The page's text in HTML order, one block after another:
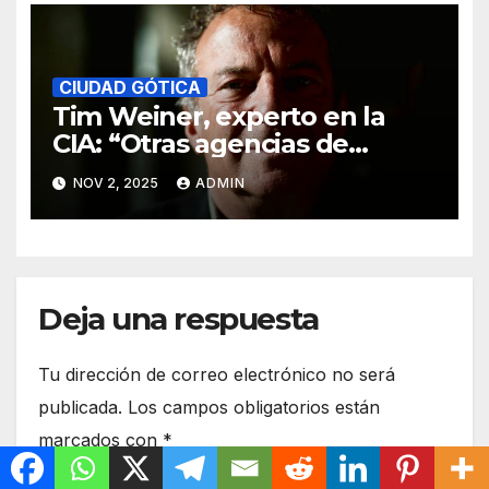
CIUDAD GÓTICA
Tim Weiner, experto en la
CIA: “Otras agencias de
inteligencia ya no colaboran
con EE. UU. por los chiflados
que metió Trump”.
NOV 2, 2025 ADMIN
Deja una respuesta
Tu dirección de correo electrónico no será
publicada. Los campos obligatorios están
marcados con *